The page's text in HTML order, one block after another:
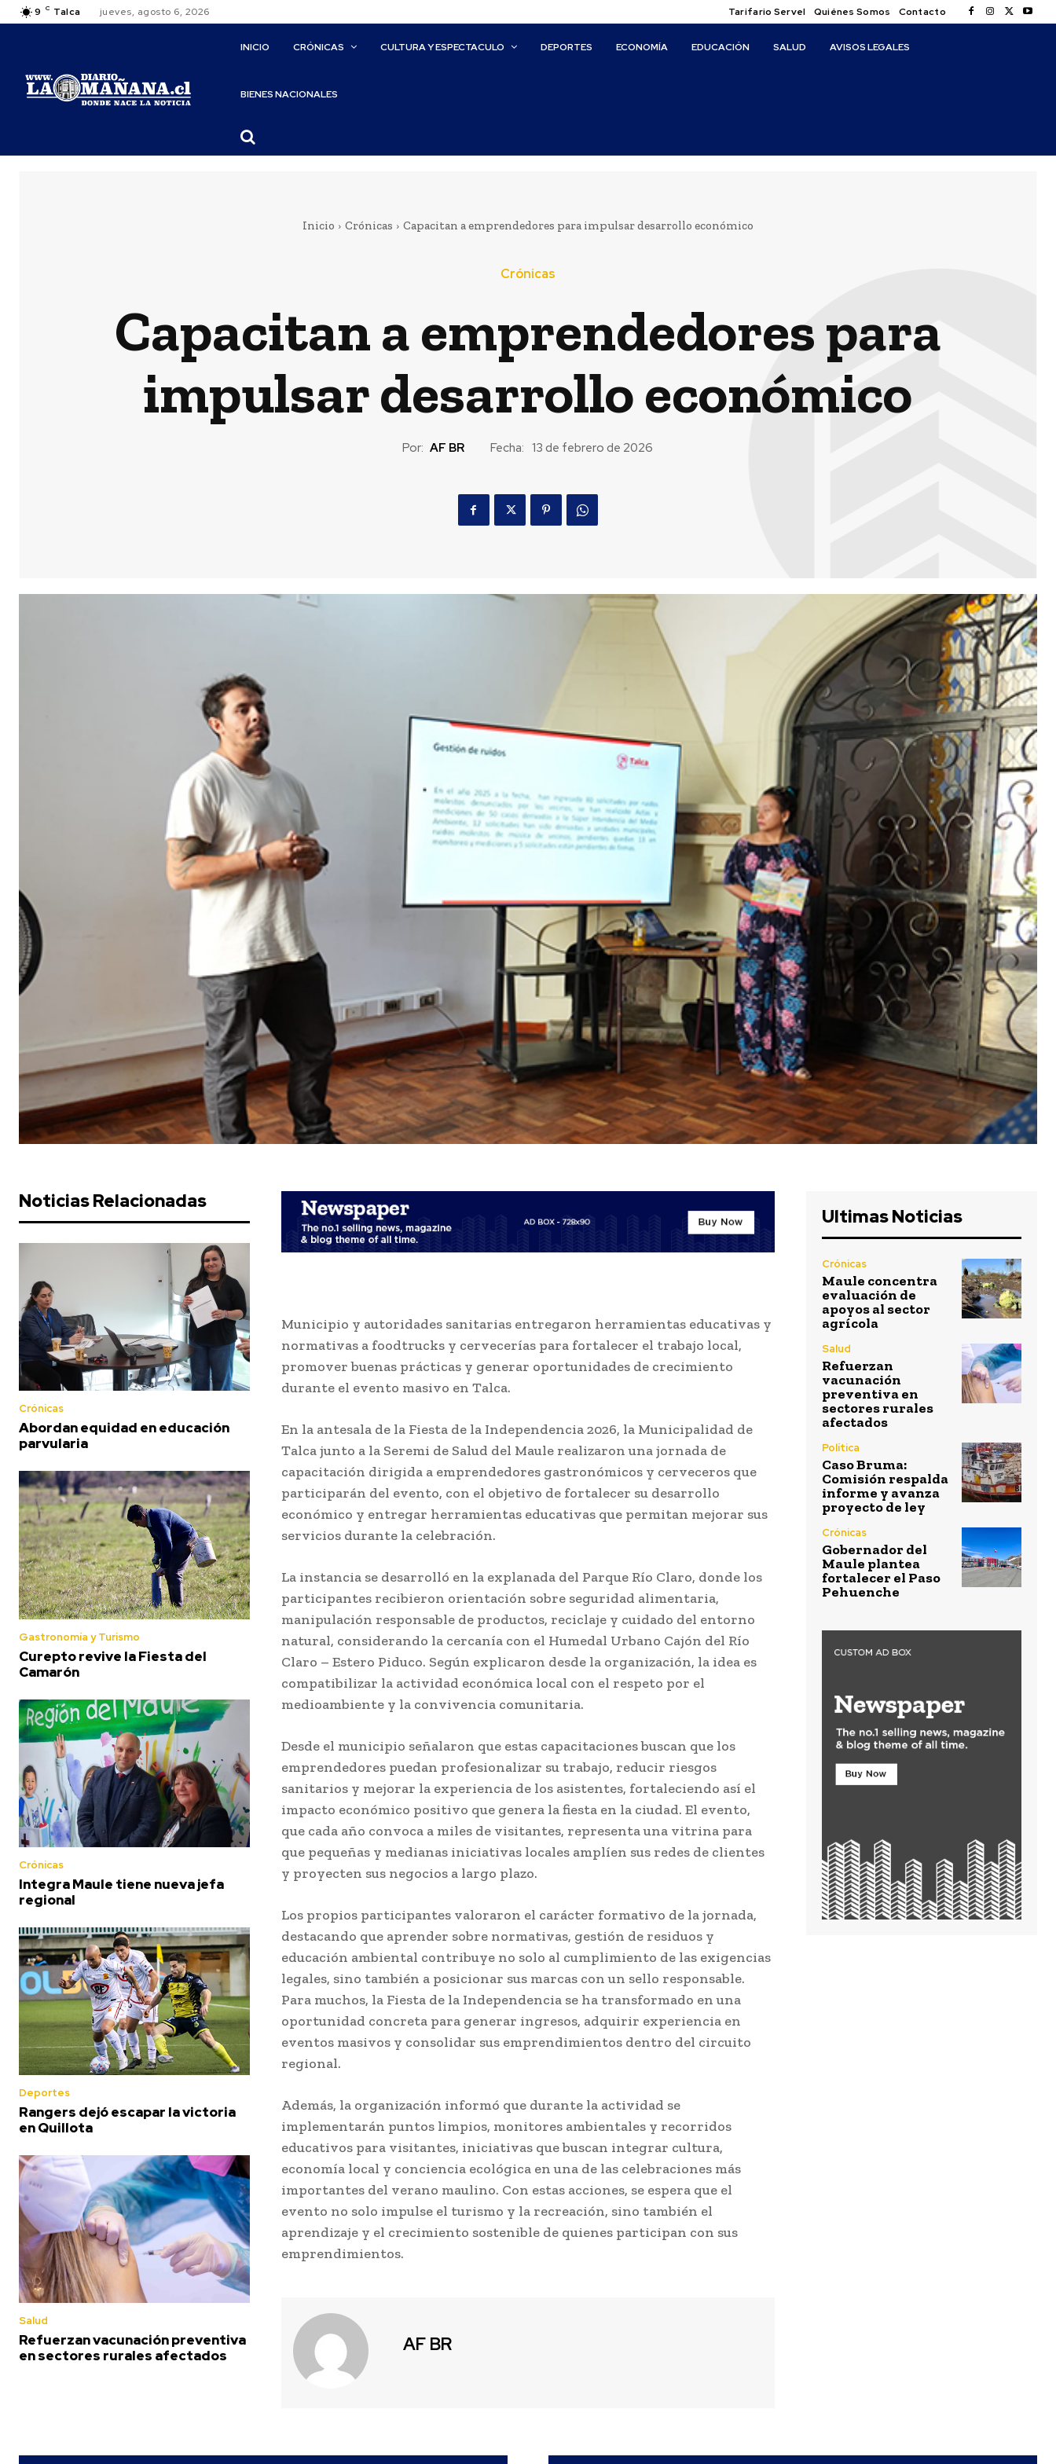
9 C Talca jueves, agosto 6, 2026 Tarifario Servel Quiénes Somos Contacto
INICIO CRÓNICAS CULTURA Y ESPECTACULO DEPORTES ECONOMÍA EDUCACIÓN SALUD AVISOS LEGALES
BIENES NACIONALES
Inicio Crónicas Capacitan a emprendedores para impulsar desarrollo económico
Crónicas
Capacitan a emprendedores para
impulsar desarrollo económico
Por: AF BR Fecha: 13 de febrero de 2026
Noticias Relacionadas
Crónicas
Abordan equidad en educación
parvularia
Gastronomía y Turismo
Curepto revive la Fiesta del
Camarón
Crónicas
Integra Maule tiene nueva jefa
regional
Deportes
Rangers dejó escapar la victoria
en Quillota
Salud
Refuerzan vacunación preventiva
en sectores rurales afectados
Municipio y autoridades sanitarias entregaron herramientas educativas y
normativas a foodtrucks y cervecerías para fortalecer el trabajo local,
promover buenas prácticas y generar oportunidades de crecimiento
durante el evento masivo en Talca.
En la antesala de la Fiesta de la Independencia 2026, la Municipalidad de
Talcajunto a la Seremi de Salud del Maule realizaron una jornada de
capacitación dirigida a emprendedores gastronómicos y cerveceros que
participarán del evento, con el objetivo de fortalecer su desarrollo
económico y entregar herramientas educativas que permitan mejorar sus
servicios durante la celebración.
La instancia se desarrolló en la explanada del Parque Río Claro, donde los
participantes recibieron orientación sobre seguridad alimentaria,
manipulación responsable de productos, reciclaje y cuidado del entorno
natural, considerando la cercanía con el Humedal Urbano Cajón del Río
Claro – Estero Piduco. Según explicaron desde la organización, la idea es
compatibilizar la actividad económica local con el respeto por el
medioambiente y la convivencia comunitaria.
Desde el municipio señalaron que estas capacitaciones buscan que los
emprendedores puedan profesionalizar su trabajo, reducir riesgos
sanitarios y mejorar la experiencia de los asistentes, fortaleciendo así el
impacto económico positivo que genera la fiesta en la ciudad. El evento,
que cada año convoca a miles de visitantes, representa una vitrina para
que pequeñas y medianas iniciativas locales amplíen sus redes de clientes
y proyecten sus negocios a largo plazo.
Los propios participantes valoraron el carácter formativo de la jornada,
destacando que aprender sobre normativas, gestión de residuos y
educación ambiental contribuye no solo al cumplimiento de las exigencias
legales, sino también a posicionar sus marcas con un sello responsable.
Para muchos, la Fiesta de la Independencia se ha transformado en una
oportunidad concreta para generar ingresos, adquirir experiencia en
eventos masivos y consolidar sus emprendimientos dentro del circuito
regional.
Además, la organización informó que durante la actividad se
implementarán puntos limpios, monitores ambientales y recorridos
educativos para visitantes, iniciativas que buscan integrar cultura,
economía local y conciencia ecológica en una de las celebraciones más
importantes del verano maulino. Con estas acciones, se espera que el
evento no solo impulse el turismo y la recreación, sino también el
aprendizaje y el crecimiento sostenible de quienes participan con sus
emprendimientos.
AF BR
Ultimas Noticias
Crónicas
Maule concentra
evaluación de
apoyos al sector
agrícola
Salud
Refuerzan
vacunación
preventiva en
sectores rurales
afectados
Política
Caso Bruma:
Comisión respalda
informe y avanza
proyecto de ley
Crónicas
Gobernador del
Maule plantea
fortalecer el Paso
Pehuenche